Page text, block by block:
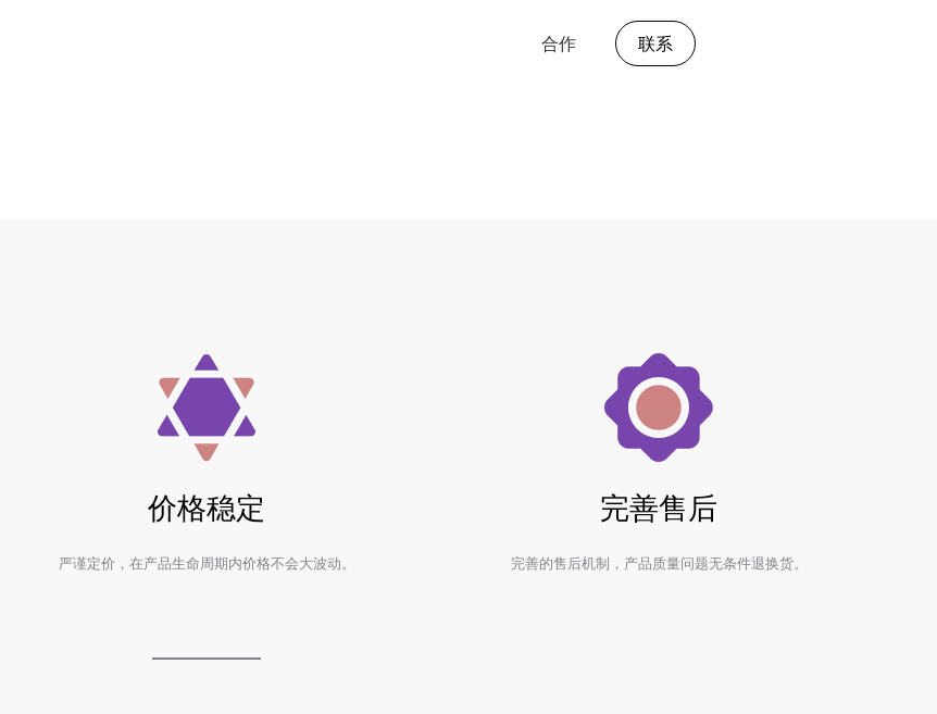
合作 联系
价格稳定
严谨定价，在产品生命周期内价格不会大波动。
完善售后
完善的售后机制，产品质量问题无条件退换货。